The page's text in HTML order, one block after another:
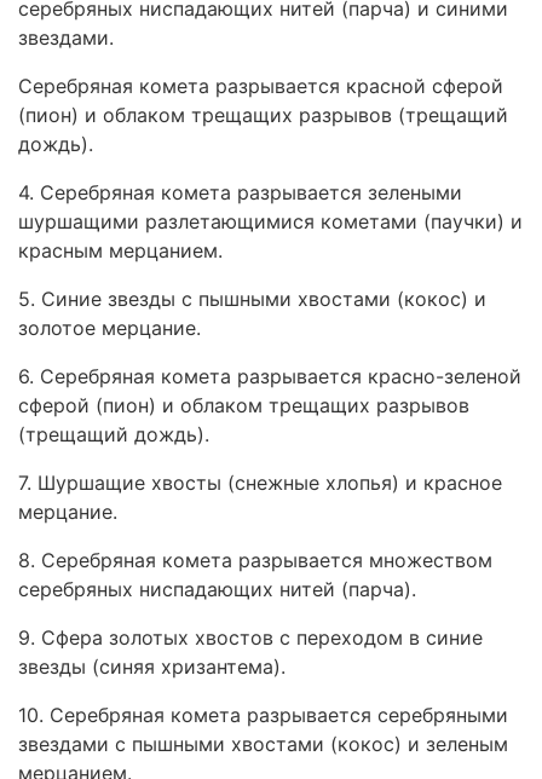
серебряных ниспадающих нитей (парча) и синими
звездами.
Серебряная комета разрывается красной сферой
(пион) и облаком трещащих разрывов (трещащий
дождь).
4. Серебряная комета разрывается зелеными
шуршащими разлетающимися кометами (паучки) и
красным мерцанием.
5. Синие звезды с пышными хвостами (кокос) и
золотое мерцание.
6. Серебряная комета разрывается красно-зеленой
сферой (пион) и облаком трещащих разрывов
(трещащий дождь).
7. Шуршащие хвосты (снежные хлопья) и красное
мерцание.
8. Серебряная комета разрывается множеством
серебряных ниспадающих нитей (парча).
9. Сфера золотых хвостов с переходом в синие
звезды (синяя хризантема).
10. Серебряная комета разрывается серебряными
звездами с пышными хвостами (кокос) и зеленым
мерцанием.